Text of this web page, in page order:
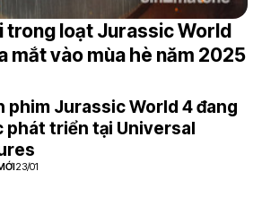
trong loạt Jurassic World
mắt vào mùa hè năm 2025
phim Jurassic World 4 đang
phát triển tại Universal
23/01